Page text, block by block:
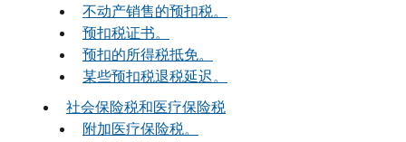
不动产销售的预扣税。
预扣税证书。
预扣的所得税抵免。
某些预扣税退税延迟。
社会保险税和医疗保险税
附加医疗保险税。